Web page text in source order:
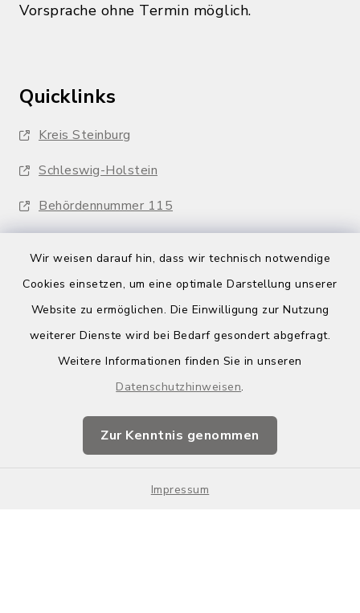
Wir weisen darauf hin, dass wir technisch notwendige
Cookies einsetzen, um eine optimale Darstellung unserer
Website zu ermöglichen. Die Einwilligung zur Nutzung
weiterer Dienste wird bei Bedarf gesondert abgefragt.
Weitere Informationen finden Sie in unseren
Datenschutzhinweisen.
Zur Kenntnis genommen
Impressum
Vorsprache ohne Termin möglich.
Quicklinks
Kreis Steinburg
Schleswig-Holstein
Behördennummer 115
Barrierefreiheit
Impressum
Sitemap